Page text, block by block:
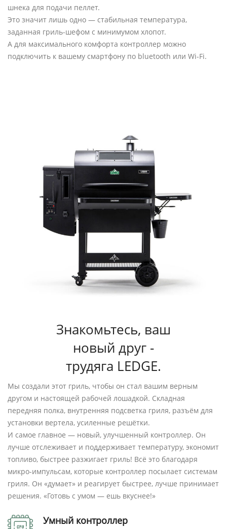
шнека для подачи пеллет.
Это значит лишь одно — стабильная температура,
заданная гриль-шефом с минимумом хлопот.
А для максимального комфорта контроллер можно
подключить к вашему смартфону по bluetooth или Wi-Fi.
Знакомьтесь, ваш
новый друг -
трудяга LEDGE.
Мы создали этот гриль, чтобы он стал вашим верным
другом и настоящей рабочей лошадкой. Складная
передняя полка, внутренняя подсветка гриля, разъём для
установки вертела, усиленные решётки.
И самое главное — новый, улучшенный контроллер. Он
лучше отслеживает и поддерживает температуру, экономит
топливо, быстрее разжигает гриль! Всё это благодаря
микро-импульсам, которые контроллер посылает системам
гриля. Он «думает» и реагирует быстрее, лучше принимает
решения. «Готовь с умом — ешь вкуснее!»
Умный контроллер